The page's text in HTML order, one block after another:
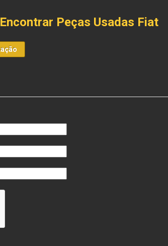
Peças Usadas Fiat